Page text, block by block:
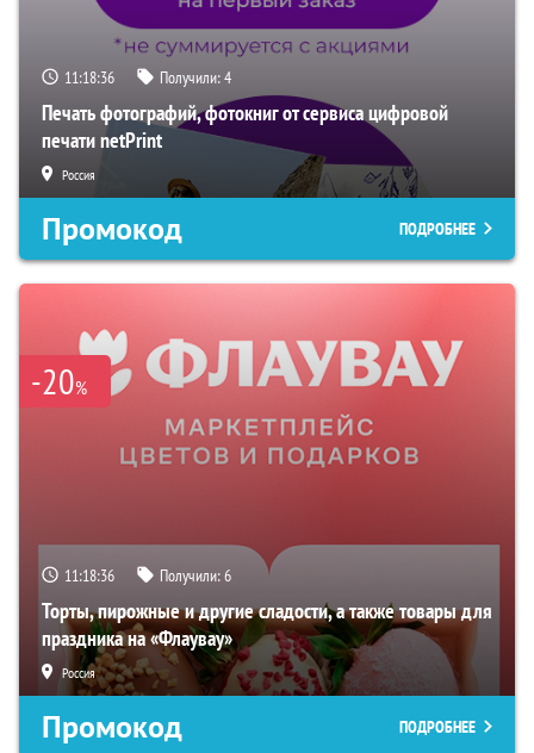
11:18:35 Получили:4
Печать фотографий, фотокниг от сервиса цифровой
печати netPrint
Россия
Промокод ПОДРОБНЕЕ
-20%
11:18:35 Получили:6
Торты, пирожные и другие сладости, а также товары для
праздника на «Флаувау»
Россия
Промокод ПОДРОБНЕЕ